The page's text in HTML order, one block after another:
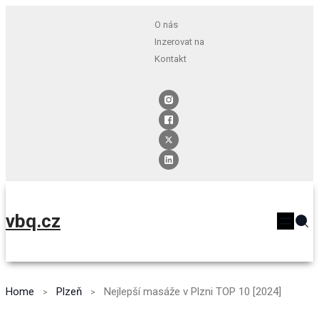
O nás
Inzerovat na
Kontakt
vbq.cz
Home Plzeň Nejlepší masáže v Plzni TOP 10 [2024]